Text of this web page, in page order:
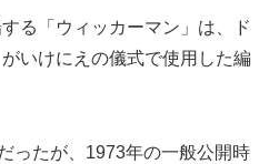
る「ウィッカーマン」は、ド
いけにえの儀式で使用した編
ったが、1973年の一般公開時